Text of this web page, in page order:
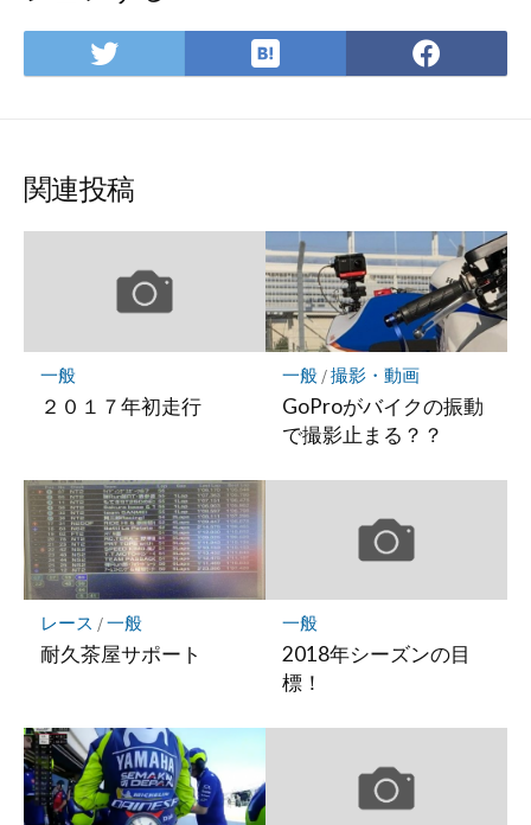
Twitter
で
は
て
マ
ー
ク
に
保
存
で
関連投稿
一般
２０１７年初走行
一般/撮影・動画
GoProがバイクの振動
で撮影止まる？？
レース /一般
耐久茶屋サポート
一般
2018年シーズンの目
標！